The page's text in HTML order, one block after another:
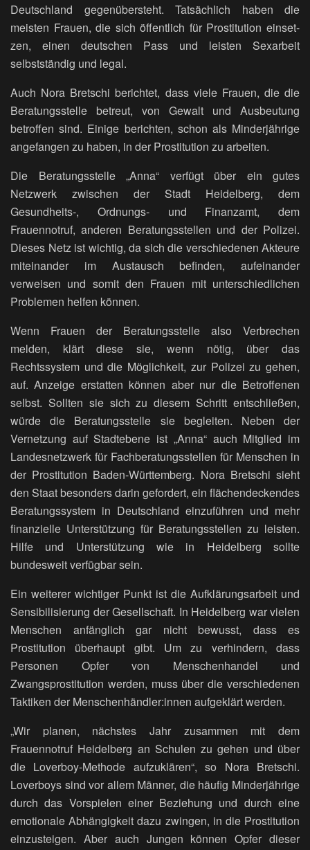
Deutschland gegenübersteht. Tatsächlich haben die
meisten Frauen, die sich öffentlich für Prostitution einset-
zen, einen deutschen Pass und leisten Sexarbeit
selbstständig und legal.
Auch Nora Bretschi berichtet, dass viele Frauen, die die
Beratungsstelle betreut, von Gewalt und Ausbeutung
betroffen sind. Einige berichten, schon als Minderjährige
angefangen zu haben, in der Prostitution zu arbeiten.
Die Beratungsstelle „Anna“ verfügt über ein gutes
Netzwerk zwischen der Stadt Heidelberg, dem
Gesundheits-, Ordnungs- und Finanzamt, dem
Frauennotruf, anderen Beratungsstellen und der Polizei.
Dieses Netz ist wichtig, da sich die verschiedenen Akteure
miteinander im Austausch befinden, aufeinander
verweisen und somit den Frauen mit unterschiedlichen
Problemen helfen können.
Wenn Frauen der Beratungsstelle also Verbrechen
melden, klärt diese sie, wenn nötig, über das
Rechtssystem und die Möglichkeit, zur Polizei zu gehen,
auf. Anzeige erstatten können aber nur die Betroffenen
selbst. Sollten sie sich zu diesem Schritt entschließen,
würde die Beratungsstelle sie begleiten. Neben der
Vernetzung auf Stadtebene ist „Anna“ auch Mitglied im
Landesnetzwerk für Fachberatungsstellen für Menschen in
der Prostitution Baden-Württemberg. Nora Bretschi sieht
den Staat besonders darin gefordert, ein flächendeckendes
Beratungssystem in Deutschland einzuführen und mehr
finanzielle Unterstützung für Beratungsstellen zu leisten.
Hilfe und Unterstützung wie in Heidelberg sollte
bundesweit verfügbar sein.
Ein weiterer wichtiger Punkt ist die Aufklärungsarbeit und
Sensibilisierung der Gesellschaft. In Heidelberg war vielen
Menschen anfänglich gar nicht bewusst, dass es
Prostitution überhaupt gibt. Um zu verhindern, dass
Personen Opfer von Menschenhandel und
Zwangsprostitution werden, muss über die verschiedenen
Taktiken der Menschenhändler:innen aufgeklärt werden.
„Wir planen, nächstes Jahr zusammen mit dem
Frauennotruf Heidelberg an Schulen zu gehen und über
die Loverboy-Methode aufzuklären“, so Nora Bretschi.
Loverboys sind vor allem Männer, die häufig Minderjährige
durch das Vorspielen einer Beziehung und durch eine
emotionale Abhängigkeit dazu zwingen, in die Prostitution
einzusteigen. Aber auch Jungen können Opfer dieser